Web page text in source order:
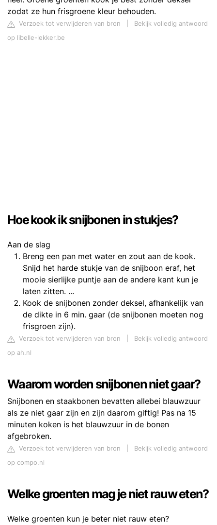
zodat ze hun frisgroene kleur behouden.
Verzoek tot verwijderen van bron
Bekijk volledig antwoord
op libelle-lekker.be
Hoe kook ik snijbonen in stukjes?
Aan de slag
Breng een pan met water en zout aan de kook.
Snijd het harde stukje van de snijboon eraf, het
mooie sierlijke puntje aan de andere kant kun je
laten zitten. ...
Kook de snijbonen zonder deksel, afhankelijk van
de dikte in 6 min. gaar (de snijbonen moeten nog
frisgroen zijn).
Verzoek tot verwijderen van bron
Bekijk volledig antwoord
op ah.nl
Waarom worden snijbonen niet gaar?
Snijbonen en staakbonen bevatten allebei blauwzuur
als ze niet gaar zijn en zijn daarom giftig! Pas na 15
minuten koken is het blauwzuur in de bonen
afgebroken.
Verzoek tot verwijderen van bron
Bekijk volledig antwoord
op compo.nl
Welke groenten mag je niet rauw eten?
Welke groenten kun je beter niet rauw eten?